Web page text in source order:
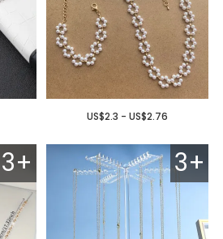
US$2.3 - US$2.76
3+ 3+